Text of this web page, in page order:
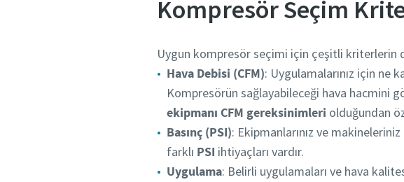
Kompresör Seçim
Uygun kompresör seçimi için çeşitli kriterlerin
Hava Debisi (CFM): Uygulamalarınız için ne
Kompresörün sağlayabileceği hava hacmini
ekipmanı CFM gereksinimleri olduğundan
Basınç (PSI): Ekipmanlarınız ve
farklı PSI ihtiyaçları vardır.
Uygulama: Belirli uygulamaları ve hava